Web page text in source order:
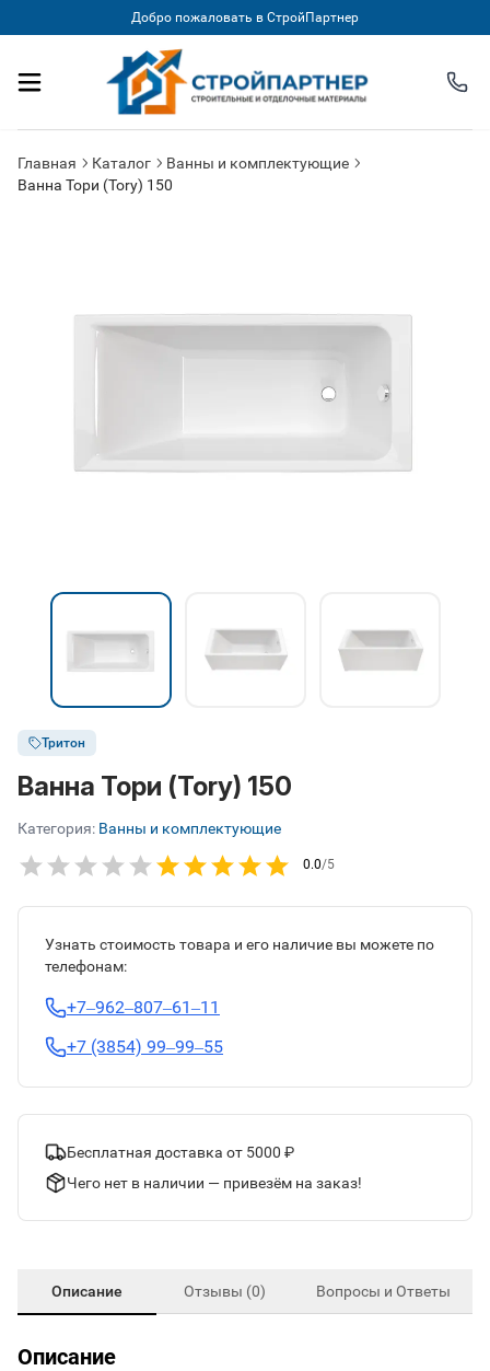
Добро пожаловать в СтройПартнер
Главная Каталог
Ванны и комплектующие
Ванна Тори (Tory) 150
Тритон
Ванна Тори (Tory) 150
Категория: Ванны и комплектующие
0.0/5
Узнать стоимость товара и его наличие вы можете по
телефонам:
+7‒962‒807‒61‒11
+7 (3854) 99‒99‒55
Бесплатная доставка от 5000 ₽
Чего нет в наличии — привезём на заказ!
Описание Отзывы (0) Вопросы и Ответы
Описание